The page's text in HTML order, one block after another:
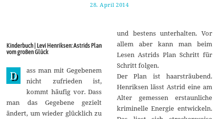
28. April 2014
u
s
t
2
1
Kinderbuch | Levi Henriksen: Astrids Plan
vom großen Glück
D
ass man mit Gegebenem
nicht zufrieden ist,
kommt häufig vor. Dass
man das Gegebene gezielt
ändert, um wieder glücklich zu
und bestens unterhalten. Vor
allem aber kann man beim
Lesen Astrids Plan Schritt für
Schritt folgen.
Der Plan ist haarsträubend.
Henriksen lässt Astrid eine am
Alter gemessen erstaunliche
kriminelle Energie entwickeln.